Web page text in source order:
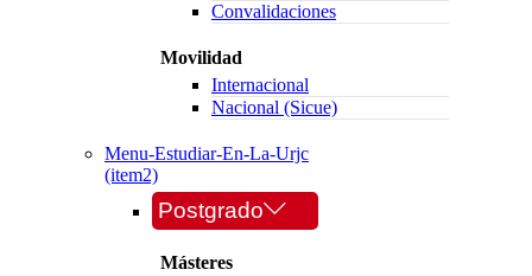
Convalidaciones
Movilidad
Internacional
Nacional (Sicue)
Menu-Estudiar-En-La-Urjc
(item2)
Postgrado
Másteres